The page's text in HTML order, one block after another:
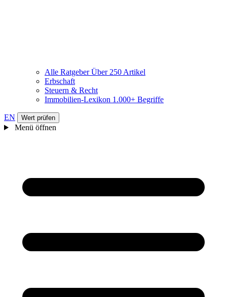
Alle RatgeberÜber 250 Artikel
Erbschaft
Steuern & Recht
Immobilien-Lexikon 1.000+ Begriffe
EN Wert prüfen
Menü öffnen